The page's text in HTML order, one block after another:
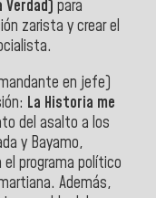
Verdad) para
zarista y crear el
en jefe)
La Historia me
del asalto a los
y Bayamo,
programa político
Además,